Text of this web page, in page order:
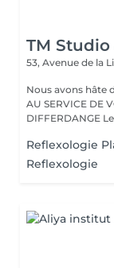
TM
53, Avenue de la
Nous avons hâte de vous
AU SERVICE DE
Reflexologie
Reflexologie